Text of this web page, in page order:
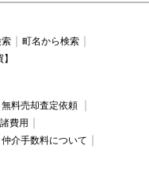
町名から検索
無料売却査定依頼
費用
仲介手数料について